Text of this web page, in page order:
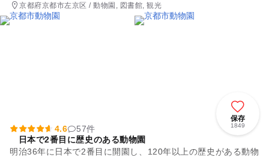
京都府京都市左京区 / 動物園, 図書館, 観光
保存
1849
4.6
57件
日本で2番目に歴史のある動物園
明治36年に日本で2番目に開園し、120年以上の歴史がある動物